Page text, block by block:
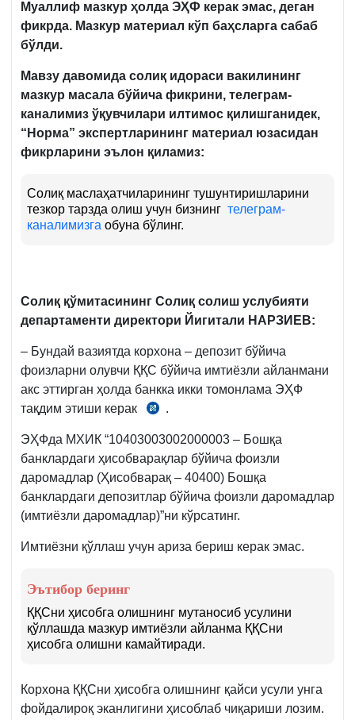
Муаллиф мазкур ҳолда ЭҲФ керак эмас, деган
фикрда. Мазкур материал кўп баҳсларга сабаб
бўлди.
Мавзу давомида солиқ идораси вакилининг
мазкур масала бўйича фикрини, телеграм-
каналимиз ўқувчилари илтимос қилишганидек,
“Норма” экспертларининг материал юзасидан
фикрларини эълон қиламиз:
Солиқ маслаҳатчиларининг тушунтиришларини
тезкор тарзда олиш учун бизнинг телеграм-
каналимизга обуна бўлинг.
Солиқ қўмитасининг Солиқ солиш услубияти
департаменти директори Йигитали НАРЗИЕВ:
– Бундай вазиятда корхона – депозит бўйича
фоизларни олувчи ҚҚС бўйича имтиёзли айланмани
акс эттирган ҳолда банкка икки томонлама ЭҲФ
тақдим этиши керак
СК
1-
қ.
б.
.
ЭҲФда МХИК “10403003002000003 – Бошқа
банклардаги ҳисобварақлар бўйича фоизли
даромадлар (Ҳисобварақ – 40400) Бошқа
банклардаги депозитлар бўйича фоизли даромадлар
(имтиёзли даромадлар)”ни кўрсатинг.
Имтиёзни қўллаш учун ариза бериш керак эмас.
Эътибор беринг
ҚҚСни ҳисобга олишнинг мутаносиб усулини
қўллашда мазкур имтиёзли айланма ҚҚСни
ҳисобга олишни камайтиради.
Корхона ҚҚСни ҳисобга олишнинг қайси усули унга
фойдалироқ эканлигини ҳисоблаб чиқариши лозим.